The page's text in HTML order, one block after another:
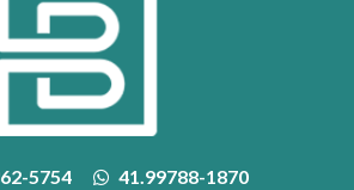
5754 41.99788-1870